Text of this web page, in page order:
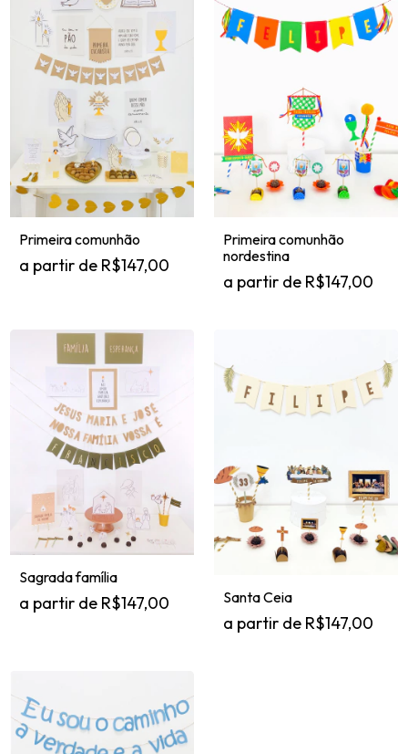
Primeira comunhão
R$147,00
Primeira comunhão
nordestina
R$147,00
Sagrada família
R$147,00 Santa Ceia
R$147,00